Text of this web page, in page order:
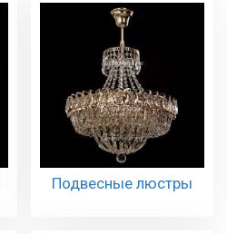
Подвесные люстры